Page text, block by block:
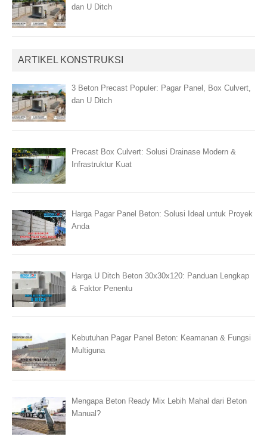
dan U Ditch
ARTIKEL KONSTRUKSI
3 Beton Precast Populer: Pagar Panel, Box Culvert,
dan U Ditch
Precast Box Culvert: Solusi Drainase Modern &
Infrastruktur Kuat
Harga Pagar Panel Beton: Solusi Ideal untuk Proyek
Anda
Harga U Ditch Beton 30x30x120: Panduan Lengkap
& Faktor Penentu
Kebutuhan Pagar Panel Beton: Keamanan & Fungsi
Multiguna
Mengapa Beton Ready Mix Lebih Mahal dari Beton
Manual?